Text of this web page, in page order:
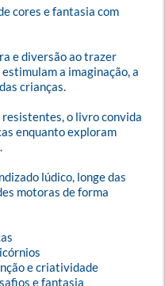
cores e fantasia com
e diversão ao trazer
a imaginação, a
crianças.
o livro convida
enquanto exploram
lúdico, longe das
motoras de forma
e criatividade
e fantasia